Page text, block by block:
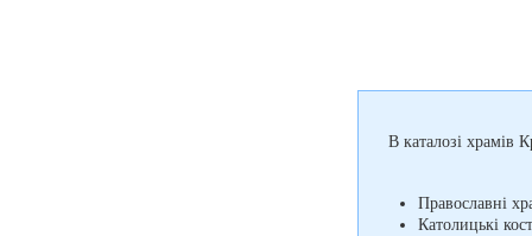
В каталозі храмів
Православні
Католицькі